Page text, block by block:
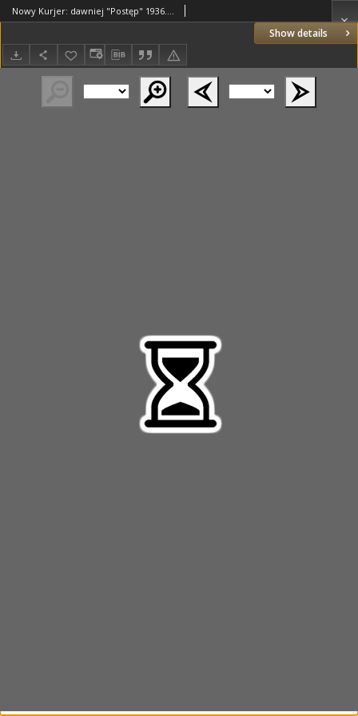
Show details
Nowy Kurjer: dawniej "Postęp" 1936.09.08 R.47 Nr208